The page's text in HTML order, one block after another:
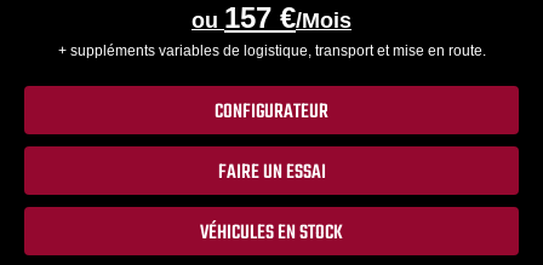
ou 157 €/Mois
+ suppléments variables de logistique, transport et mise en route.
CONFIGURATEUR
FAIRE UN ESSAI
VÉHICULES EN STOCK